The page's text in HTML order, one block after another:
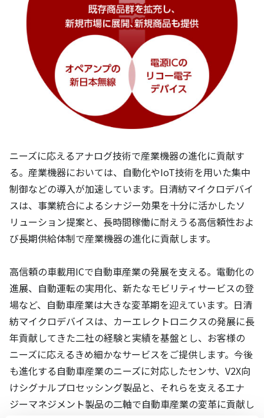
ニーズに応えるアナログ技術で産業機器の進化に貢献す
る。産業機器においては、自動化やIoT技術を用いた集中
制御などの導入が加速しています。日清紡マイクロデバイ
スは、事業統合によるシナジー効果を十分に活かしたソ
リューション提案と、長時間稼働に耐えうる高信頼性およ
び長期供給体制で産業機器の進化に貢献します。
高信頼の車載用ICで自動車産業の発展を支える。電動化の
進展、自動運転の実用化、新たなモビリティサービスの登
場など、自動車産業は大きな変革期を迎えています。日清
紡マイクロデバイスは、カーエレクトロニクスの発展に長
年貢献してきた二社の経験と実績を基盤とし、お客様の
ニーズに応えるきめ細かなサービスをご提供します。今後
も進化する自動車産業のニーズに対応したセンサ、V2X向
けシグナルプロセッシング製品と、それらを支えるエナ
ジーマネジメント製品の二軸で自動車産業の変革に貢献し